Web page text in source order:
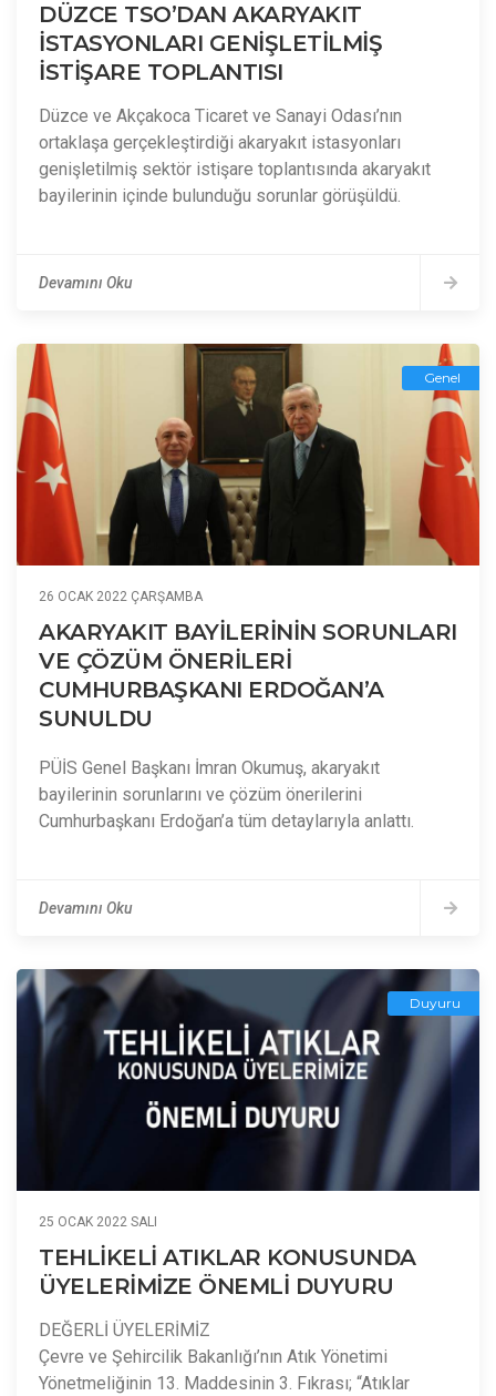
DÜZCE TSO’DAN AKARYAKIT
İSTASYONLARI GENİŞLETİLMİŞ
İSTİŞARE TOPLANTISI
Düzce ve Akçakoca Ticaret ve Sanayi Odası’nın
ortaklaşa gerçekleştirdiği akaryakıt istasyonları
genişletilmiş sektör istişare toplantısında akaryakıt
bayilerinin içinde bulunduğu sorunlar görüşüldü.
Devamını Oku
Genel
26 OCAK 2022 ÇARŞAMBA
AKARYAKIT BAYİLERİNİN SORUNLARI
VE ÇÖZÜM ÖNERİLERİ
CUMHURBAŞKANI ERDOĞAN’A
SUNULDU
PÜİS Genel Başkanı İmran Okumuş, akaryakıt
bayilerinin sorunlarını ve çözüm önerilerini
Cumhurbaşkanı Erdoğan’a tüm detaylarıyla anlattı.
Devamını Oku
Duyuru
25 OCAK 2022 SALI
TEHLİKELİ ATIKLAR KONUSUNDA
ÜYELERİMİZE ÖNEMLİ DUYURU
DEĞERLİ ÜYELERİMİZ
Çevre ve Şehircilik Bakanlığı’nın Atık Yönetimi
Yönetmeliğinin 13. Maddesinin 3. Fıkrası; “Atıklar